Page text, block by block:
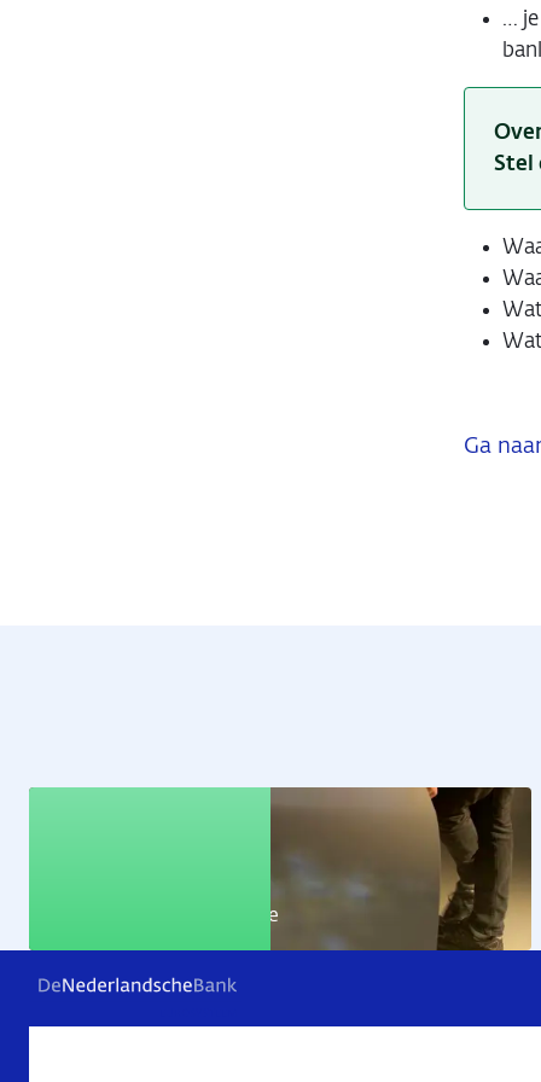
…
Stel
Ga
Leer alles over de economie